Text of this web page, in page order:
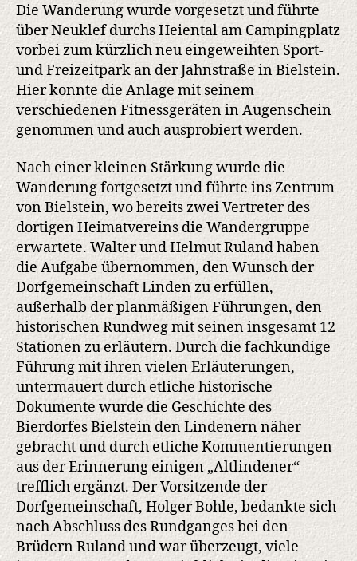
Die Wanderung wurde vorgesetzt und führte
über Neuklef durchs Heiental am Campingplatz
vorbei zum kürzlich neu eingeweihten Sport-
und Freizeitpark an der Jahnstraße in Bielstein.
Hier konnte die Anlage mit seinem
verschiedenen Fitnessgeräten in Augenschein
genommen und auch ausprobiert werden.
Nach einer kleinen Stärkung wurde die
Wanderung fortgesetzt und führte ins Zentrum
von Bielstein, wo bereits zwei Vertreter des
dortigen Heimatvereins die Wandergruppe
erwartete. Walter und Helmut Ruland haben
die Aufgabe übernommen, den Wunsch der
Dorfgemeinschaft Linden zu erfüllen,
außerhalb der planmäßigen Führungen, den
historischen Rundweg mit seinen insgesamt 12
Stationen zu erläutern. Durch die fachkundige
Führung mit ihren vielen Erläuterungen,
untermauert durch etliche historische
Dokumente wurde die Geschichte des
Bierdorfes Bielstein den Lindenern näher
gebracht und durch etliche Kommentierungen
aus der Erinnerung einigen „Altlindener“
trefflich ergänzt. Der Vorsitzende der
Dorfgemeinschaft, Holger Bohle, bedankte sich
nach Abschluss des Rundganges bei den
Brüdern Ruland und war überzeugt, viele